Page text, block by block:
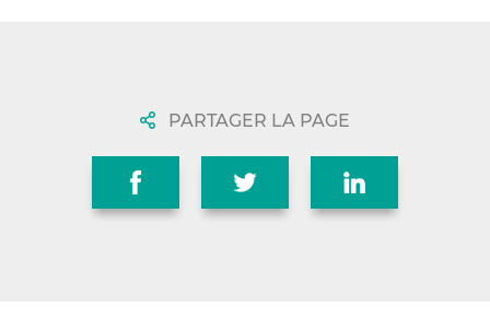
PARTAGER LA PAGE